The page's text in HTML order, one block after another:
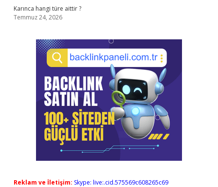
Karınca hangi türe aittir ?
Temmuz 24, 2026
Reklam ve İletişim: Skype: live:.cid.575569c608265c69